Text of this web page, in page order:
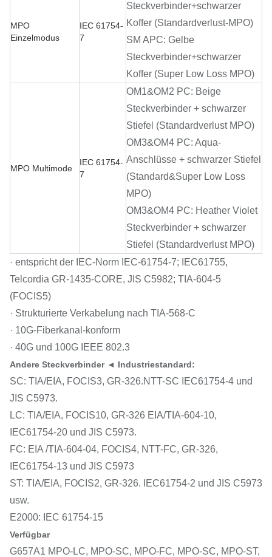
MPO
Einzelmodus
IEC 61754-
7
Steckverbinder+schwarzer
Koffer (Standardverlust-MPO)
SM APC: Gelbe
Steckverbinder+schwarzer
Koffer (Super Low Loss MPO)
MPO Multimode
IEC 61754-
7
OM1&OM2 PC: Beige
Steckverbinder + schwarzer
Stiefel (Standardverlust MPO)
OM3&OM4 PC: Aqua-
Anschlüsse + schwarzer Stiefel
(Standard&Super Low Loss
MPO)
OM3&OM4 PC: Heather Violet
Steckverbinder + schwarzer
Stiefel (Standardverlust MPO)
· entspricht der IEC-Norm IEC-61754-7; IEC61755,
Telcordia GR-1435-CORE, JIS C5982; TIA-604-5
(FOCIS5)
· Strukturierte Verkabelung nach TIA-568-C
· 10G-Fiberkanal-konform
· 40G und 100G IEEE 802.3
Andere Steckverbinder ◄ Industriestandard:
SC: TIA/EIA, FOCIS3, GR-326.NTT-SC IEC61754-4 und
JIS C5973.
LC: TIA/EIA, FOCIS10, GR-326 EIA/TIA-604-10,
IEC61754-20 und JIS C5973.
FC: EIA /TIA-604-04, FOCIS4, NTT-FC, GR-326,
IEC61754-13 und JIS C5973
ST: TIA/EIA, FOCIS2, GR-326. IEC61754-2 und JIS C5973
usw.
E2000: IEC 61754-15
Verfügbar
G657A1 MPO-LC, MPO-SC, MPO-FC, MPO-SC, MPO-ST,